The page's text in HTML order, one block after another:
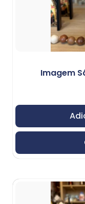
Imagem